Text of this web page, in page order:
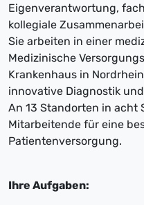
Eigenverantwortung,
kollegiale
Sie arbeiten in einer
Medizinische
Krankenhaus in
innovative Diagnostik
An 13 Standorten in acht
Mitarbeitende für eine
Patientenversorgung.
Ihre Aufgaben: